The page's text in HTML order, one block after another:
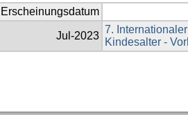
Erscheinungsdatum
Jul-2023
7.
Kindesalter -